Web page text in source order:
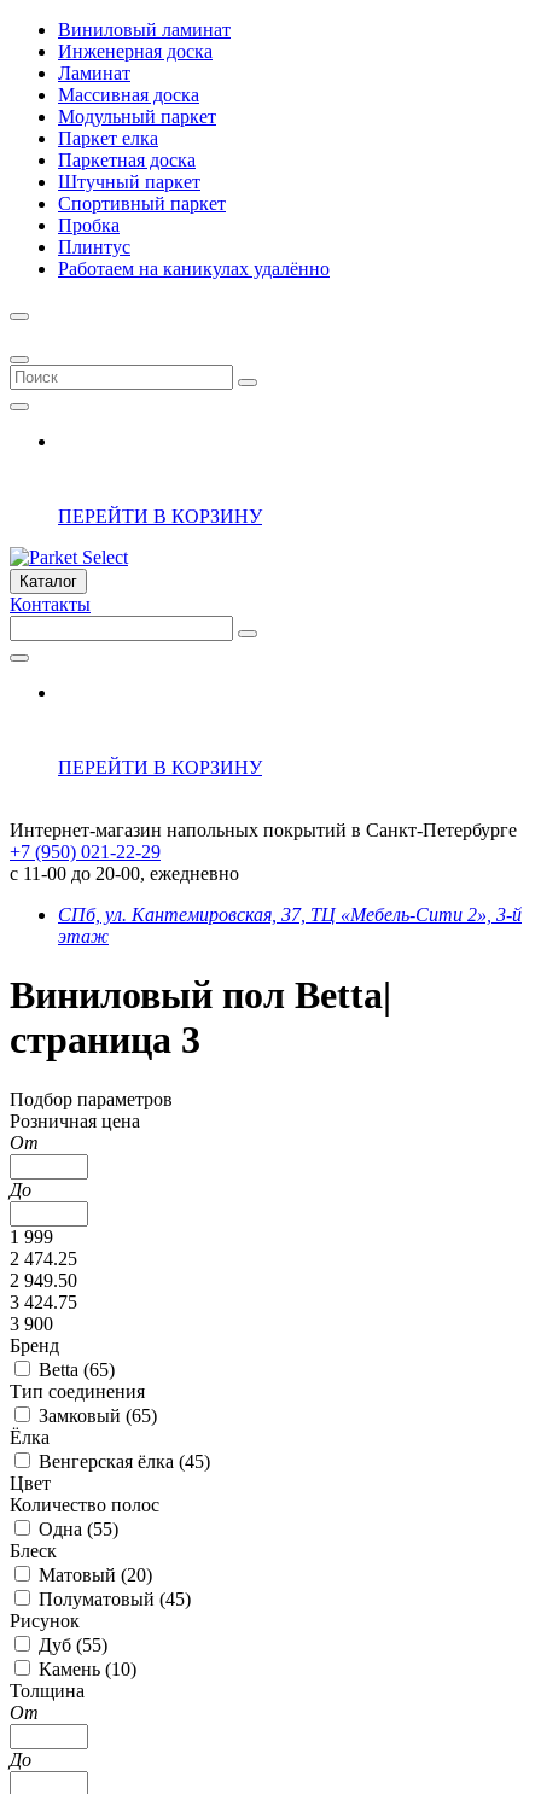
Виниловый ламинат
Инженерная доска
Ламинат
Массивная доска
Модульный паркет
Паркет елка
Паркетная доска
Штучный паркет
Спортивный паркет
Пробка
Плинтус
Работаем на каникулах удалённо
ПЕРЕЙТИ В КОРЗИНУ
Каталог
Контакты
ПЕРЕЙТИ В КОРЗИНУ
Интернет-магазин напольных покрытий в Санкт-Петербурге
+7 (950) 021-22-29
с 11-00 до 20-00, ежедневно
СПб, ул. Кантемировская, 37, ТЦ «Мебель-Сити 2», 3-й
этаж
Виниловый пол Betta|
страница 3
Подбор параметров
Розничная цена
От
До
1 999
2 474.25
2 949.50
3 424.75
3 900
Бренд
Betta (65)
Тип соединения
Замковый (65)
Ёлка
Венгерская ёлка (45)
Цвет
Количество полос
Одна (55)
Блеск
Матовый (20)
Полуматовый (45)
Рисунок
Дуб (55)
Камень (10)
Толщина
От
До